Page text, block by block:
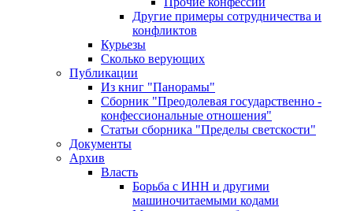
Другие примеры сотрудничества и
конфликтов
Курьезы
Сколько верующих
Публикации
Из книг "Панорамы"
Сборник "Преодолевая государственно -
конфессиональные отношения"
Статьи сборника "Пределы светскости"
Документы
Архив
Власть
Борьба с ИНН и другими
машиночитаемыми кодами